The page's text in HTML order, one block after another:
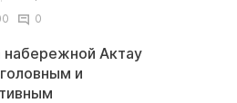
0
набережной Актау
и